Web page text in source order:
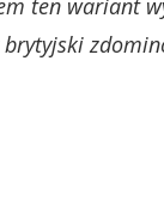
ten wariant